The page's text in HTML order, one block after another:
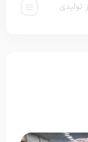
تولیدی